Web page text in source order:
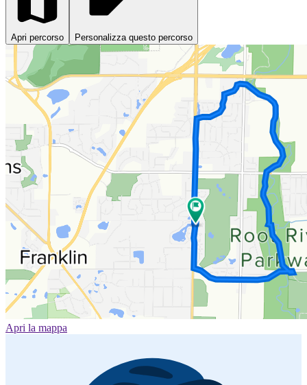
Apri percorso Personalizza questo percorso
Apri la mappa